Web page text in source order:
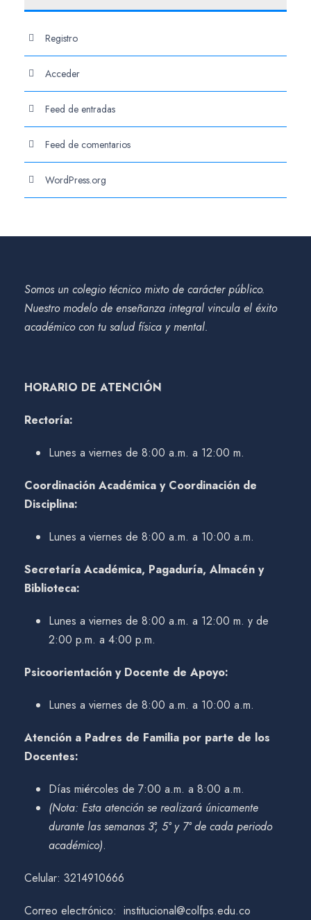
Registro
Acceder
Feed de entradas
Feed de comentarios
WordPress.org
Somos un colegio técnico mixto de carácter público.
Nuestro modelo de enseñanza integral vincula el éxito
académico con tu salud física y mental.
HORARIO DE ATENCIÓN
Rectoría:
Lunes a viernes de 8:00 a.m. a 12:00 m.
Coordinación Académica y Coordinación de
Disciplina:
Lunes a viernes de 8:00 a.m. a 10:00 a.m.
Secretaría Académica, Pagaduría, Almacén y
Biblioteca:
Lunes a viernes de 8:00 a.m. a 12:00 m. y de
2:00 p.m. a 4:00 p.m.
Psicoorientación y Docente de Apoyo:
Lunes a viernes de 8:00 a.m. a 10:00 a.m.
Atención a Padres de Familia por parte de los
Docentes:
Días miércoles de 7:00 a.m. a 8:00 a.m.
(Nota: Esta atención se realizará únicamente
durante las semanas 3°, 5° y 7° de cada periodo
académico).
Celular: 3214910666
Correo electrónico: institucional@colfps.edu.co